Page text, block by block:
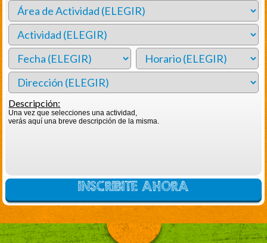
Descripción:
Una vez que selecciones una actividad,
verás aquí una breve descripción de la misma.
INSCRIBITE AHORA